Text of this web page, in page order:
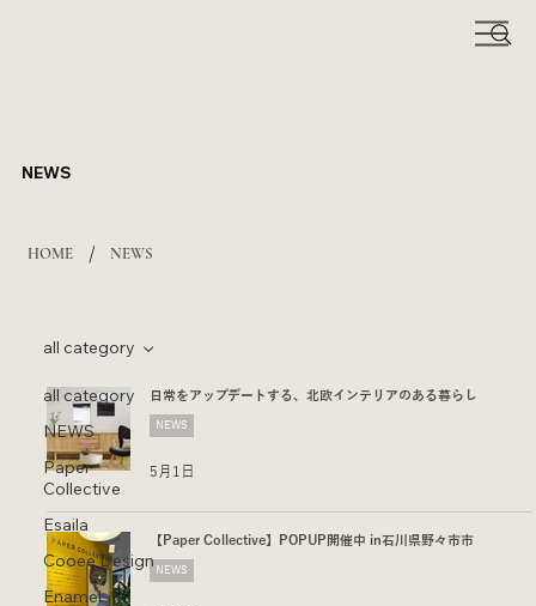
NEWS
HOME / NEWS
all category
NEWS
Paper
Collective
Esaila
Cooee Design
Enamel
all category
日常をアップデートする、北欧インテリアのある暮らし
NEWS
5月1日
【Paper Collective】POPUP開催中 in石川県野々市市
NEWS